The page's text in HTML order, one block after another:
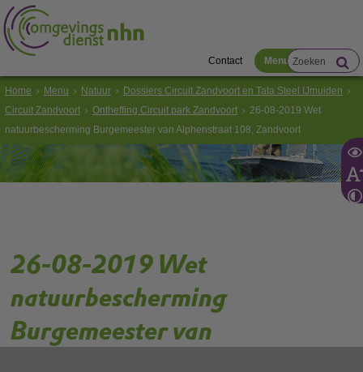
Contact Menu
Home Menu Natuur
Dossiers Circuit Zandvoort en Tata Steel IJmuiden
Circuit Zandvoort
Ontheffing Circuit park Zandvoort
26-08-2019 Wet
natuurbescherming Burgemeester van Alphenstraat 108, Zandvoort
26-08-2019 Wet
natuurbescherming
Burgemeester van